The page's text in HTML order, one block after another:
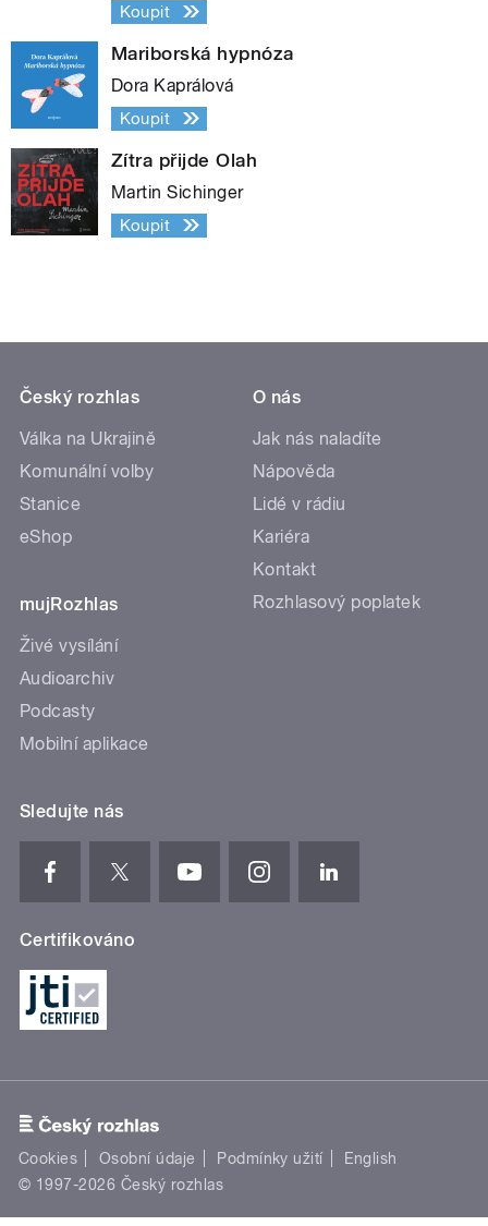
Koupit
Mariborská hypnóza
Dora Kaprálová
Koupit
Zítra přijde Olah
Martin Sichinger
Koupit
Český rozhlas
Válka na Ukrajině
Komunální volby
Stanice
eShop
mujRozhlas
Živé vysílání
Audioarchiv
Podcasty
Mobilní aplikace
O nás
Jak nás naladíte
Nápověda
Lidé v rádiu
Kariéra
Kontakt
Rozhlasový poplatek
Sledujte nás
Certifikováno
Cookies Osobní údaje Podmínky užití
English
© 1997-2026 Český rozhlas